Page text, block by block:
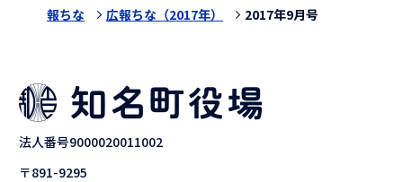
報ちな
広報ちな（2017年） 2017年9月号
法人番号9000020011002
〒891-9295